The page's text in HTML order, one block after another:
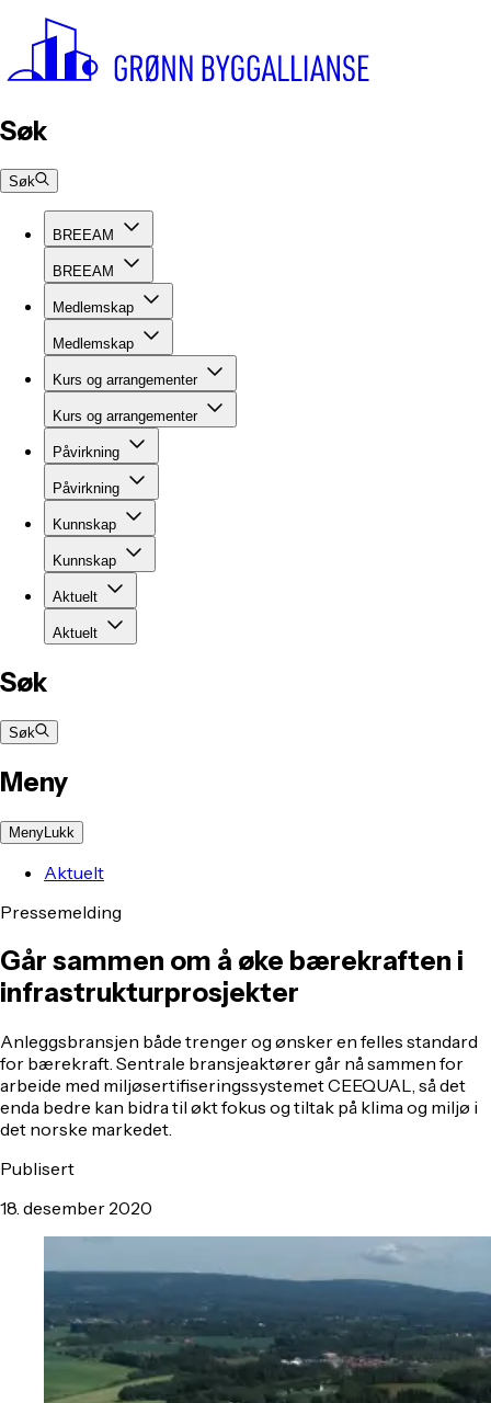
Søk
Søk
BREEAM
BREEAM
Medlemskap
Medlemskap
Kurs og arrangementer
Kurs og arrangementer
Påvirkning
Påvirkning
Kunnskap
Kunnskap
Aktuelt
Aktuelt
Søk
Søk
Meny
MenyLukk
Aktuelt
Pressemelding
Går sammen om å øke bærekraften i
infrastrukturprosjekter
​Anleggsbransjen både trenger og ønsker en felles standard
for bærekraft. Sentrale bransjeaktører går nå sammen for
arbeide med miljøsertifiseringssystemet CEEQUAL, så det
enda bedre kan bidra til økt fokus og tiltak på klima og miljø i
det norske markedet.
Publisert
18. desember 2020